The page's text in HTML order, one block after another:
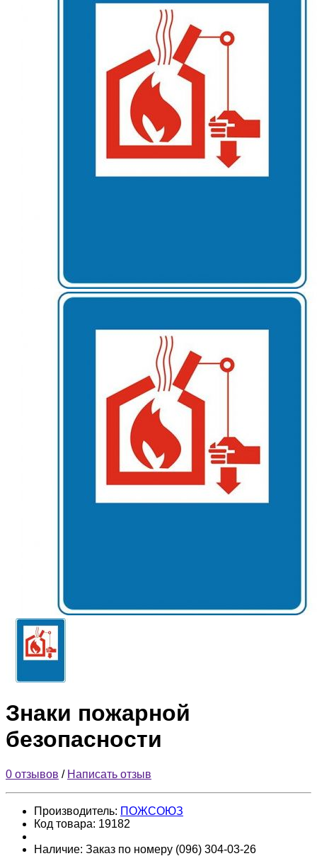
Знаки пожарной
безопасности
0 отзывов / Написать отзыв
Производитель: ПОЖСОЮЗ
Код товара: 19182
Наличие: Заказ по номеру (096) 304-03-26